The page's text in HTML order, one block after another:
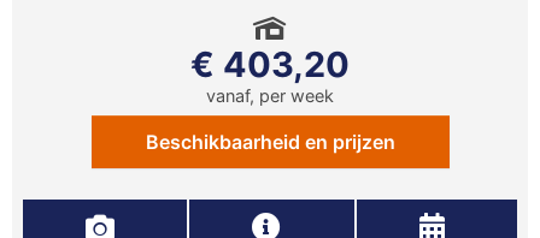
€ 403,20
vanaf, per week
Beschikbaarheid en prijzen